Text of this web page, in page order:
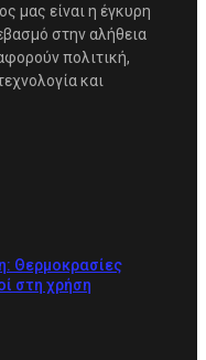
μας είναι η έγκυρη
στην αλήθεια
πολιτική,
και
Θερμοκρασίες
στη χρήση